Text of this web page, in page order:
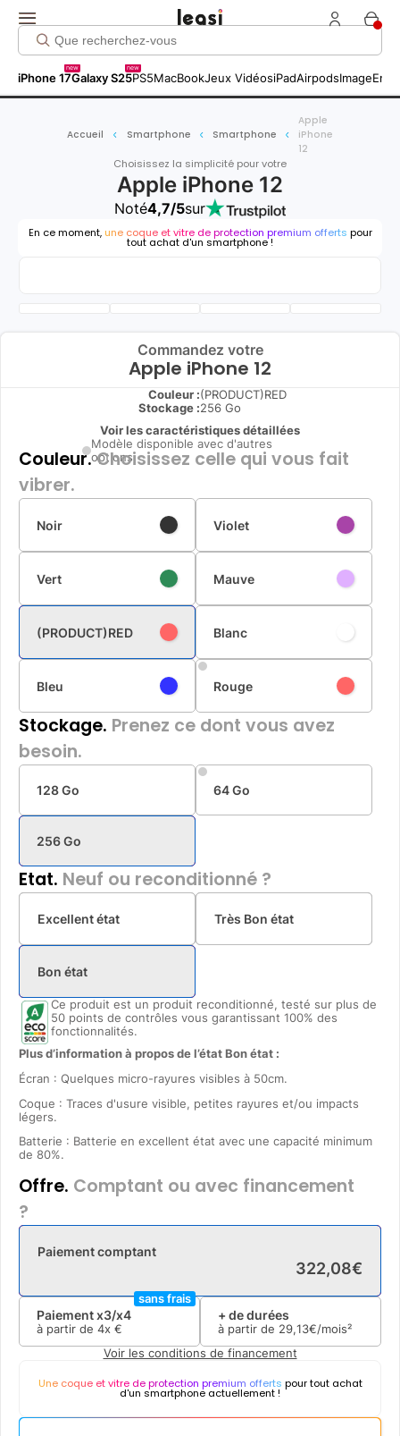
iPhone 17
new
Galaxy S25
new
PS5MacBookJeux VidéosiPadAirpodsImage
Accueil Smartphone Smartphone
Apple
iPhone
12
Choisissez la simplicité pour votre
Apple iPhone 12
Noté4,7/5sur
En ce moment, une coque et vitre de protection premium offerts pour
tout achat d'un smartphone !
Commandez votre
Apple iPhone 12
Couleur :(PRODUCT)RED
Stockage :256 Go
Voir les caractéristiques détaillées
Modèle disponible avec d'autres
options
Couleur.Choisissez celle qui vous fait
vibrer.
Noir Violet
Vert Mauve
(PRODUCT)RED Blanc
Bleu Rouge
Stockage. Prenez ce dont vous avez
besoin.
128 Go 64 Go
256 Go
Etat. Neuf ou reconditionné ?
Excellent état Très Bon état
Bon état
Ce produit est un produit reconditionné, testé sur plus de
50 points de contrôles vous garantissant 100% des
fonctionnalités.
Plus d’information à propos de l’état Bon état :
Écran : Quelques micro-rayures visibles à 50cm.
Coque : Traces d'usure visible, petites rayures et/ou impacts
légers.
Batterie : Batterie en excellent état avec une capacité minimum
de 80%.
Offre. Comptant ou avec financement
?
Paiement comptant
322,08€
Paiement x3/x4
à partir de 4x €
sans frais
+ de durées
à partir de 29,13€/mois²
Voir les conditions de financement
Une coque et vitre de protection premium offerts pour tout achat
d'un smartphone actuellement !